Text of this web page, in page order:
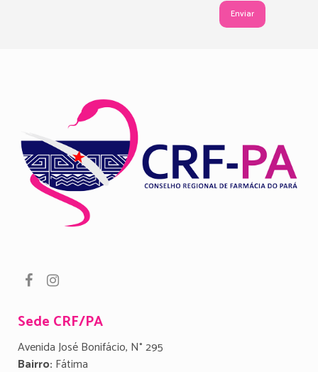
Sede CRF/PA
Avenida José Bonifácio, N° 295
Bairro: Fátima